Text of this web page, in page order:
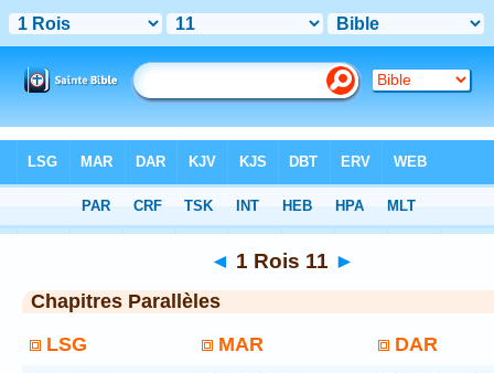
◄ 1 Rois 11 ►
Chapitres Parallèles
LSG
MAR DAR